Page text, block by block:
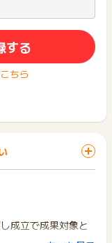
する
こちら
成立で成果対象と